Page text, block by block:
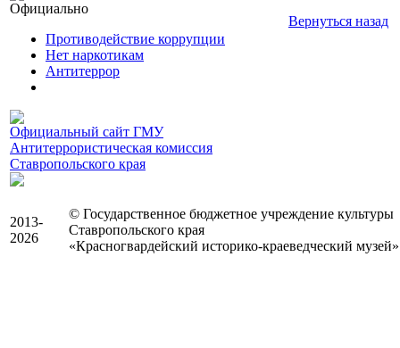
Официально
Противодействие коррупции
Нет наркотикам
Антитеррор
Официальный сайт ГМУ
Антитеррористическая комиссия
Ставропольского края
Вернуться назад
2013-
2026
© Государственное бюджетное учреждение культуры
Ставропольского края
«Красногвардейский историко-краеведческий музей»